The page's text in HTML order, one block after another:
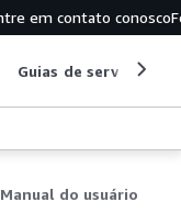
em contato conosco
Guias de serviço
Manual do usuário